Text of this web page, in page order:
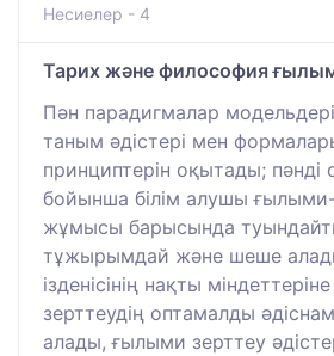
Несиелер - 4
Тарих және философия
Пән парадигмалар
таным әдістері мен
принциптерін оқытады; пәнді
бойынша білім алушы
жұмысы барысында
тұжырымдай және шеше
ізденісінің нақты
зерттеудің оптамалды
алады, ғылыми зерттеу